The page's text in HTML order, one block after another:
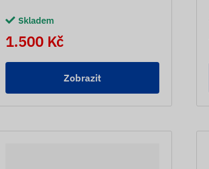
Skladem
1.500 Kč
Zobrazit